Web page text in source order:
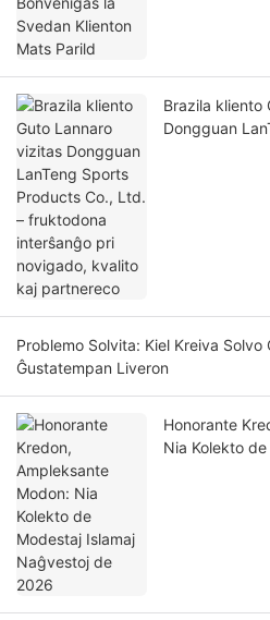
Brazila kliento
Dongguan
Problemo Solvita: Kiel Kreiva
Ĝustatempan Liveron
Honorante
Nia Kolekto